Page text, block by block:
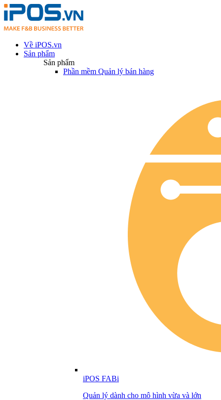
Về iPOS.vn
Sản phẩm
Sản phẩm
Phần mềm Quản lý bán hàng
iPOS FABi
Quản lý dành cho mô hình vừa và lớn